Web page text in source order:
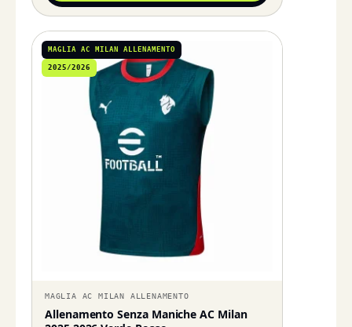
MAGLIA AC MILAN ALLENAMENTO
2025/2026
MAGLIA AC MILAN ALLENAMENTO
Allenamento Senza Maniche AC Milan